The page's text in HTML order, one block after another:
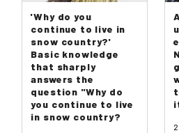
'Why do you
continue to live in
snow country?'
Basic knowledge
that sharply
answers the
question "Why do
you continue to live
in snow country?